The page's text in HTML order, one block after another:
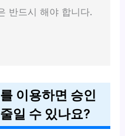
반드시 해야 합니다.
이용하면 승인
일 수 있나요?